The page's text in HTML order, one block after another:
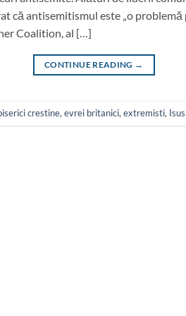
că antisemitismul este „o problemă
Coalition, al […]
CONTINUE READING →
crestine, evrei britanici, extremisti,